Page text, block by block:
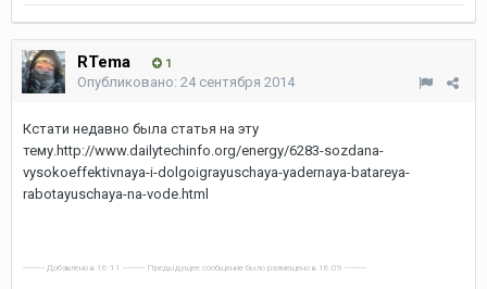
RTema 1
Опубликовано: 24 сентября 2014
Кстати недавно была статья на эту
тему.http://www.dailytechinfo.org/energy/6283-sozdana-
vysokoeffektivnaya-i-dolgoigrayuschaya-yadernaya-batareya-
rabotayuschaya-na-vode.html
---------- Добавлено в 16:11 ---------- Предыдущее сообщение было размещено в 16:09 ----------